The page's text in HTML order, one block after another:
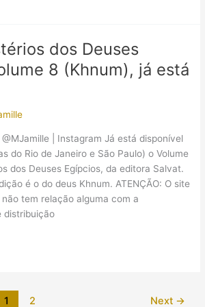
dos Deuses
8 (Khnum), já está
| Instagram Já está disponível
do Rio de Janeiro e São Paulo) o Volume
dos Deuses Egípcios, da editora Salvat.
é o do deus Khnum. ATENÇÃO: O site
tem relação alguma com a
distribuição
1 2 Next →